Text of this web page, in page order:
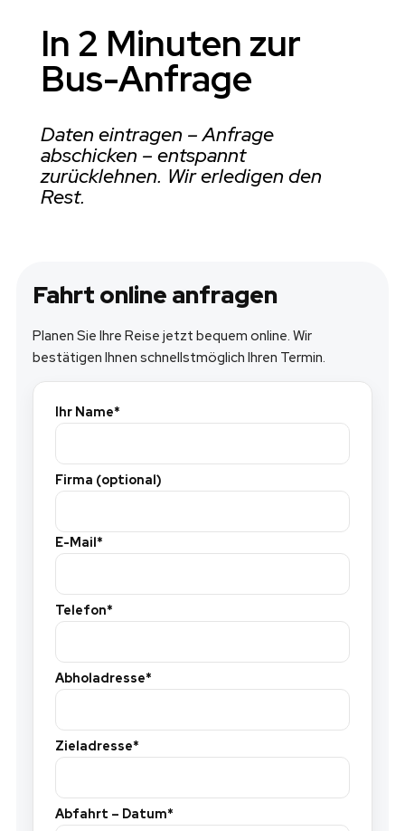
In 2 Minuten zur
Bus-Anfrage
Daten eintragen – Anfrage
abschicken – entspannt
zurücklehnen. Wir erledigen den
Rest.
Fahrt online anfragen
Planen Sie Ihre Reise jetzt bequem online. Wir
bestätigen Ihnen schnellstmöglich Ihren Termin.
Ihr Name*
Firma (optional)
E-Mail*
Telefon*
Abholadresse*
Zieladresse*
Abfahrt – Datum*